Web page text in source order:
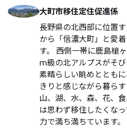
大町市移住定住促進係
長野県の北西部に位置
から「信濃大町」と愛
す。 西側一帯に鹿島槍
ｍ級の北アルプスがそ
素晴らしい眺めととも
きりと感じながら暮ら
山、湖、水、森、花、
は思わず移住したくな
力で満ち満ちています。